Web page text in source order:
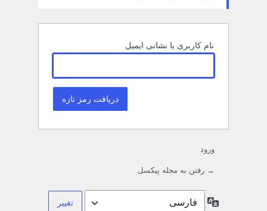
نام کاربری یا نشانی ایمیل
ورود
→ رفتن به مجله پیکسل
زبان